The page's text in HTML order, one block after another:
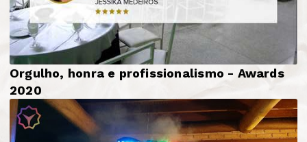
Orgulho, honra e profissionalismo - Awards
2020